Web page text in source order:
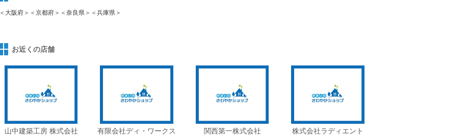
＜大阪府＞＜京都府＞＜奈良県＞＜兵庫県＞
お近くの店舗
山中建築工房 株式会社 有限会社ディ・ワークス 関西第一株式会社 株式会社ラディエント